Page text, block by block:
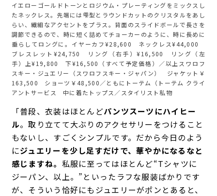
イエローゴールドトーンとロジウム・プレーティングをミックスし
たネックレス。先端には雫型とラウンドカットのクリスタルをあし
らい、繊細なアクセントをプラス。背面のスライドボールで長さを
調節できるので、時に短く詰めてチョーカーのように、時に長めに
垂らしてロングに。イヤーカフ¥28,600 ネックレス¥44,000
ブレスレット¥24,750 リング（右手）¥16,500 リング（左
手）上¥19,800 下¥16,500（すべて予定価格）／以上スワロフ
スキー・ジュエリー（スワロフスキー・ジャパン） ジャケット￥
163,500 ショーツ￥48,500／ともにトーテム（トーテム クライ
アントサービス 中に着たトップス／スタイリスト私物
「普段、衣装はほとんどパンツスーツにハイヒー
ル。取り立てて大ぶりのアクセサリーをつけること
もないし、すごくシンプルです。だから今日のよう
にジュエリーを少し足すだけで、華やかになるなと
感じますね。 私服に至ってはほとんど“Tシャツに
ジーパン、以上。”といったラフな服装ばかりです
が、そういう恰好にもジュエリーがポンとあると、